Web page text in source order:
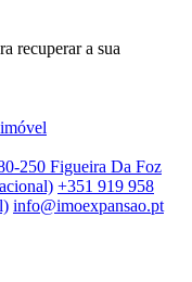
recuperar a sua
250 Figueira Da Foz
+351 919 958
info@imoexpansao.pt